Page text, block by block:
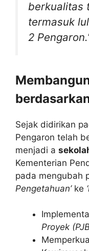
berkualitas
termasuk
2
Sejak didirikan
Pengaron telah
menjadi a
Kementerian
pada mengubah
Pengetahuan’ke
Proyek